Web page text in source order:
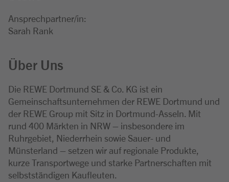
Ansprechpartner/in:
Sarah Rank
Über Uns
Die REWE Dortmund SE & Co. KG ist ein
Gemeinschaftsunternehmen der REWE Dortmund und
der REWE Group mit Sitz in Dortmund-Asseln. Mit
rund 400 Märkten in NRW – insbesondere im
Ruhrgebiet, Niederrhein sowie Sauer- und
Münsterland – setzen wir auf regionale Produkte,
kurze Transportwege und starke Partnerschaften mit
selbstständigen Kaufleuten.